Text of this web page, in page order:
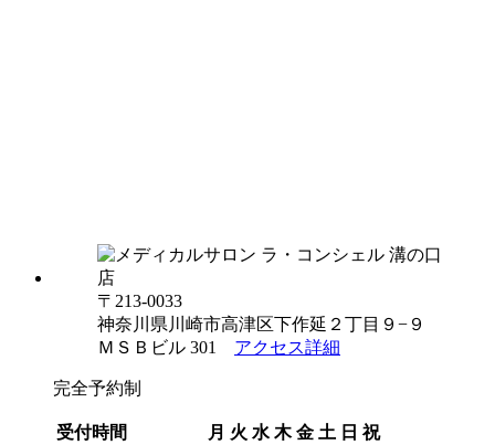
〒213-0033
神奈川県川崎市高津区下作延２丁目９−９
ＭＳＢビル 301 アクセス詳細
完全予約制
受付時間 月 火 水 木 金 土 日 祝